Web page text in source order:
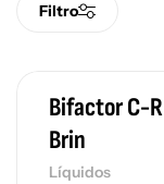
Filtro
Bifactor C-R
Brin
Líquidos